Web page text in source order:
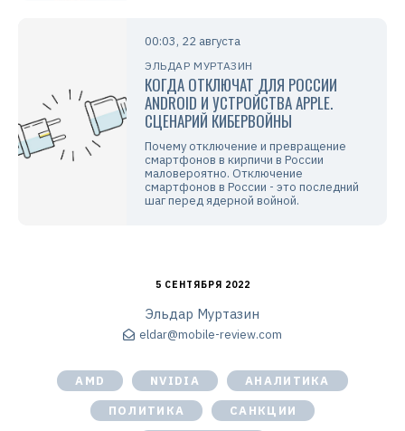
00:03, 22 августа
ЭЛЬДАР МУРТАЗИН
КОГДА ОТКЛЮЧАТ ДЛЯ РОССИИ
ANDROID И УСТРОЙСТВА APPLE.
СЦЕНАРИЙ КИБЕРВОЙНЫ
Почему отключение и превращение
смартфонов в кирпичи в России
маловероятно. Отключение
смартфонов в России - это последний
шаг перед ядерной войной.
5 СЕНТЯБРЯ 2022
Эльдар Муртазин
eldar@mobile-review.com
AMD NVIDIA
АНАЛИТИКА
ПОЛИТИКА
САНКЦИИ